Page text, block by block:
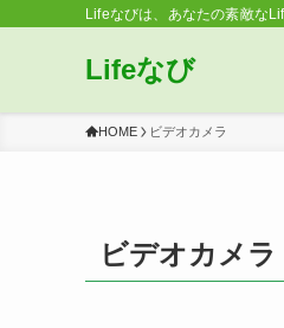
Lifeなびは、あなたの素敵な
Lifeなび
HOME ビデオカメラ
ビデオカメラ